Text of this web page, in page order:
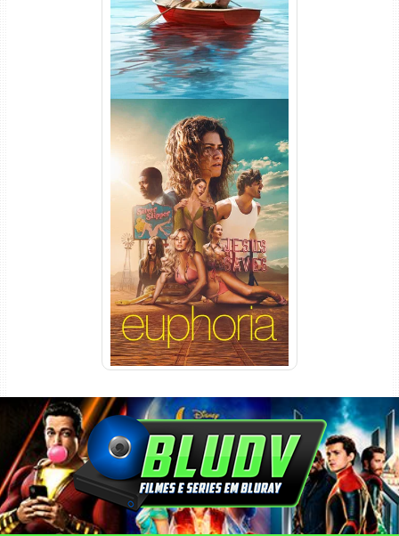
Euphoria 3ª Temporada
Torrent (2026) WEB-DL 1080p
Dual Áudio